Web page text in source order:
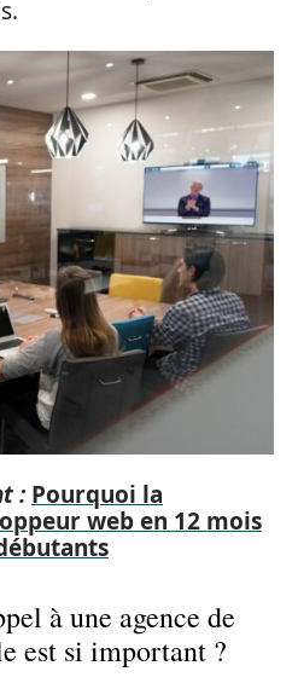
: Pourquoi la
web en 12 mois
à une agence de
est si important ?